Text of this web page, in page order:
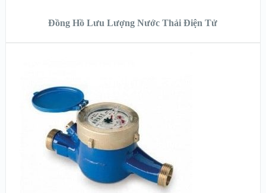
Đồng Hồ Lưu Lượng Nước Thải Điện Tử
XEM CHI TIẾT